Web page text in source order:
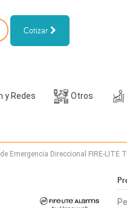
Cotizar
y Redes Otros
Emergencia Direccional FIRE-LITE